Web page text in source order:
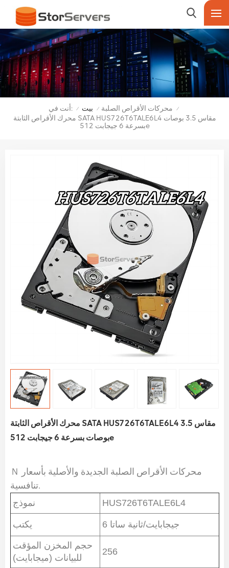
أنت في: / بيت / محركات الأقراص الصلبة /
محرك الأقراص الثابتة SATA HUS726T6TALE6L4 مقاس 3.5 بوصات
بسرعة 6 جيجابت 512e
محرك الأقراص الثابتة SATA HUS726T6TALE6L4 مقاس 3.5
بوصات بسرعة 6 جيجابت 512e
Ｎ محركات الأقراص الصلبة الجديدة والأصلية بأسعار
تنافسية.
نموذج HUS726T6TALE6L4
يكتب 6 جيجابايت/ثانية ساتا
حجم المخزن المؤقت
للبيانات (ميجابايت)
256